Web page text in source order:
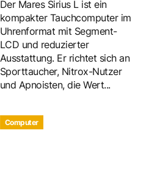
Der Mares Sirius L ist ein
kompakter Tauchcomputer im
Uhrenformat mit Segment-
LCD und reduzierter
Ausstattung. Er richtet sich an
Sporttaucher, Nitrox-Nutzer
und Apnoisten, die Wert...
Computer